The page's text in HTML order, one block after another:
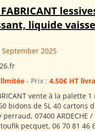
liquide
2025
- Prix : 4.50€ HT
vente à la palette
bidons de 5L 40 cartons
07400 ARDECHE /
pecquet, 06 70 81 46